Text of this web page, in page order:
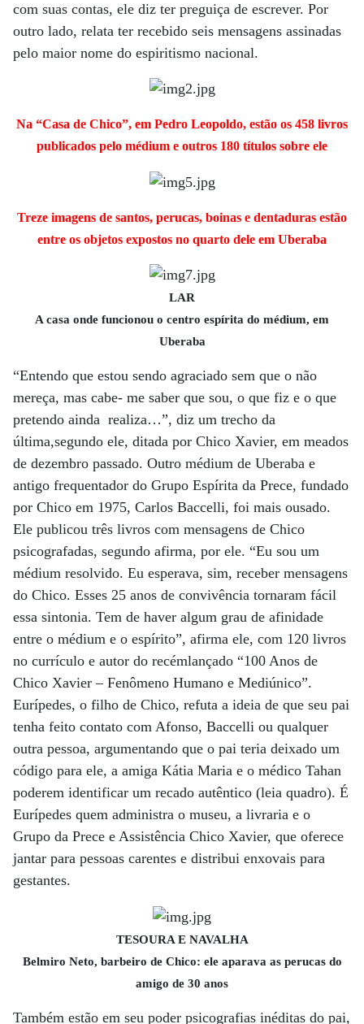
com suas contas, ele diz ter preguiça de escrever. Por
outro lado, relata ter recebido seis mensagens assinadas
pelo maior nome do espiritismo nacional.
Na “Casa de Chico”, em Pedro Leopoldo, estão os 458 livros
publicados pelo médium e outros 180 títulos sobre ele
Treze imagens de santos, perucas, boinas e dentaduras estão
entre os objetos expostos no quarto dele em Uberaba
LAR
A casa onde funcionou o centro espírita do médium, em
Uberaba
“Entendo que estou sendo agraciado sem que o não
mereça, mas cabe- me saber que sou, o que fiz e o que
pretendo ainda realiza…”, diz um trecho da
última,segundo ele, ditada por Chico Xavier, em meados
de dezembro passado. Outro médium de Uberaba e
antigo frequentador do Grupo Espírita da Prece, fundado
por Chico em 1975, Carlos Baccelli, foi mais ousado.
Ele publicou três livros com mensagens de Chico
psicografadas, segundo afirma, por ele. “Eu sou um
médium resolvido. Eu esperava, sim, receber mensagens
do Chico. Esses 25 anos de convivência tornaram fácil
essa sintonia. Tem de haver algum grau de afinidade
entre o médium e o espírito”, afirma ele, com 120 livros
no currículo e autor do recémlançado “100 Anos de
Chico Xavier – Fenômeno Humano e Mediúnico”.
Eurípedes, o filho de Chico, refuta a ideia de que seu pai
tenha feito contato com Afonso, Baccelli ou qualquer
outra pessoa, argumentando que o pai teria deixado um
código para ele, a amiga Kátia Maria e o médico Tahan
poderem identificar um recado autêntico (leia quadro). É
Eurípedes quem administra o museu, a livraria e o
Grupo da Prece e Assistência Chico Xavier, que oferece
jantar para pessoas carentes e distribui enxovais para
gestantes.
TESOURA E NAVALHA
Belmiro Neto, barbeiro de Chico: ele aparava as perucas do
amigo de 30 anos
Também estão em seu poder psicografias inéditas do pai,